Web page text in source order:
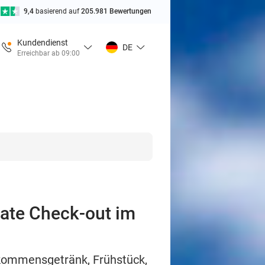
9,4 basierend auf205.981 Bewertungen
Kundendienst
Erreichbar ab 09:00
DE
Check-out im
Frühstück,